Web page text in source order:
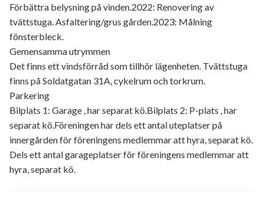
Förbättra belysning på vinden.2022: Renovering av
tvättstuga. Asfaltering/grus gården.2023: Målning
fönsterbleck.
Gemensamma utrymmen
Det finns ett vindsförråd som tillhör lägenheten. Tvättstuga
finns på Soldatgatan 31A, cykelrum och torkrum.
Parkering
Bilplats 1: Garage , har separat kö.Bilplats 2: P-plats , har
separat kö.Föreningen har dels ett antal uteplatser på
innergården för föreningens medlemmar att hyra, separat kö.
Dels ett antal garageplatser för föreningens medlemmar att
hyra, separat kö.